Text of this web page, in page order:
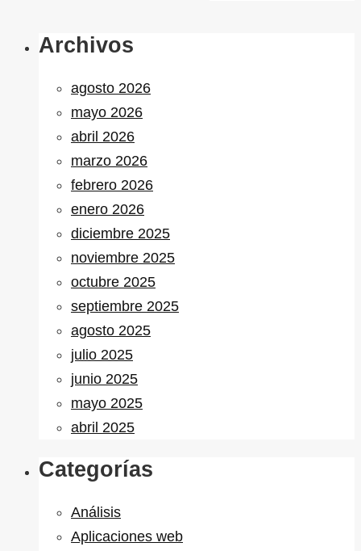
Archivos
agosto 2026
mayo 2026
abril 2026
marzo 2026
febrero 2026
enero 2026
diciembre 2025
noviembre 2025
octubre 2025
septiembre 2025
agosto 2025
julio 2025
junio 2025
mayo 2025
abril 2025
Categorías
Análisis
Aplicaciones web